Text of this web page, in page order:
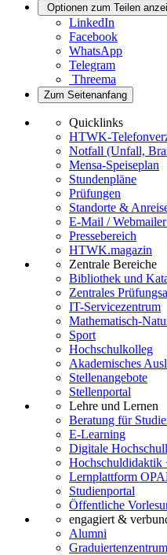
Optionen zum Teilen
LinkedIn
Facebook
WhatsApp
Telegram
Threema
Zum Seitenanfang
Quicklinks
HTWK-
Notfall (Unfall,
Mensa-Speiseplan
Stundenpläne
Prüfungen
Standorte &
E-Mail /
Pressebereich
HTWK.magazin
Zentrale Bereiche
Bibliothek und
Zentrales
IT-Servicezentrum
Mathematisch-
Sport
Hochschulkolleg
Akademisches
Stellenangebote
Stellenportal
Lehre und Lernen
Beratung für
E-Learning
Digitale
Hochschuldidaktik
Lernplattform
Studienportal
Öffentliche
engagiert &
Alumni